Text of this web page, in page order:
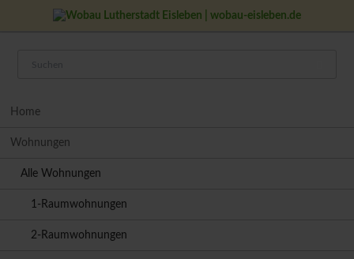
Home
Wohnungen
Alle Wohnungen
1-Raumwohnungen
2-Raumwohnungen